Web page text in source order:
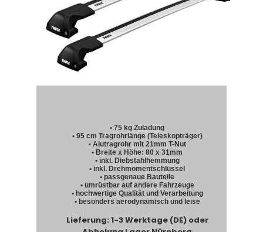
• 75 kg Zuladung
• 95 cm Tragrohrlänge (Teleskopträger)
• Alutragrohr mit 21mm T-Nut
• Breite x Höhe: 80 x 31mm
• inkl. Diebstahlhemmung
• inkl. Drehmomentschlüssel
• passgenaue Bauteile
• umrüstbar auf andere Fahrzeuge
• hochwertige Qualität und Verarbeitung
• besonders aerodynamisch und leise
Lieferung: 1-3 Werktage (DE) oder